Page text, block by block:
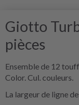
Giotto
pièces
Ensemble de 12
Color. Cul. couleurs.
La largeur de ligne